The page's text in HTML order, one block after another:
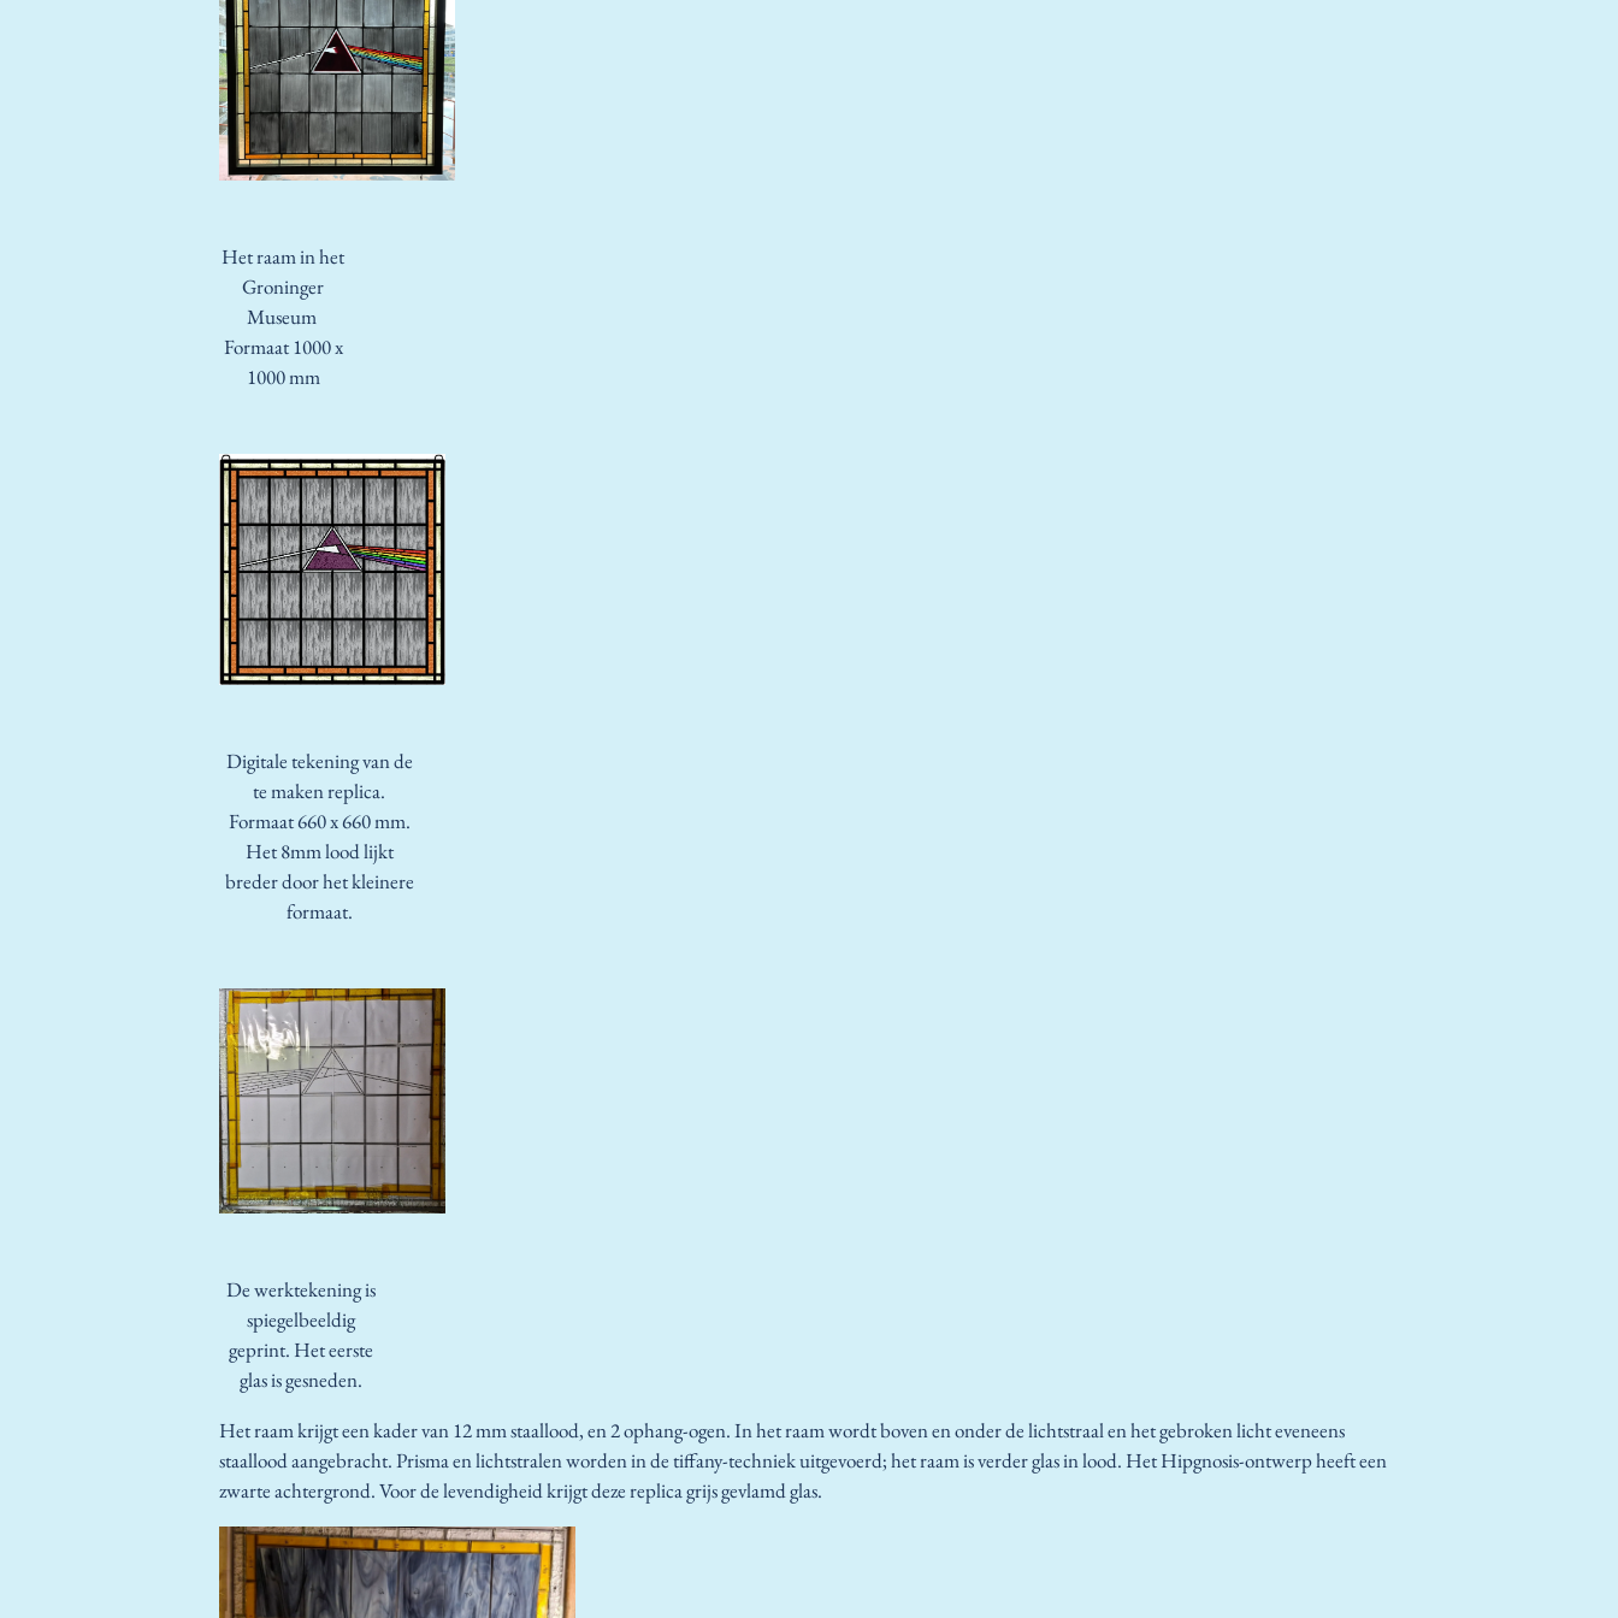
Het raam in het
Groninger
Museum
Formaat 1000 x
1000 mm
Digitale tekening van de
te maken replica.
Formaat 660 x 660 mm.
Het 8mm lood lijkt
breder door het kleinere
formaat.
De werktekening is
spiegelbeeldig
geprint. Het eerste
glas is gesneden.
Het raam krijgt een kader van 12 mm staallood, en 2 ophang-ogen. In het raam wordt boven en onder de lichtstraal en het gebroken licht eveneens
staallood aangebracht. Prisma en lichtstralen worden in de tiffany-techniek uitgevoerd; het raam is verder glas in lood. Het Hipgnosis-ontwerp heeft een
zwarte achtergrond. Voor de levendigheid krijgt deze replica grijs gevlamd glas.